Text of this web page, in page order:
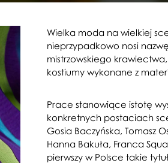
Wielka moda na wielkiej
nieprzypadkowo nosi
mistrzowskiego
kostiumy wykonane z
Prace stanowiące istotę
konkretnych postaciach
Gosia Baczyńska, Tomasz
Hanna Bakuła, Franca
pierwszy w Polsce takie